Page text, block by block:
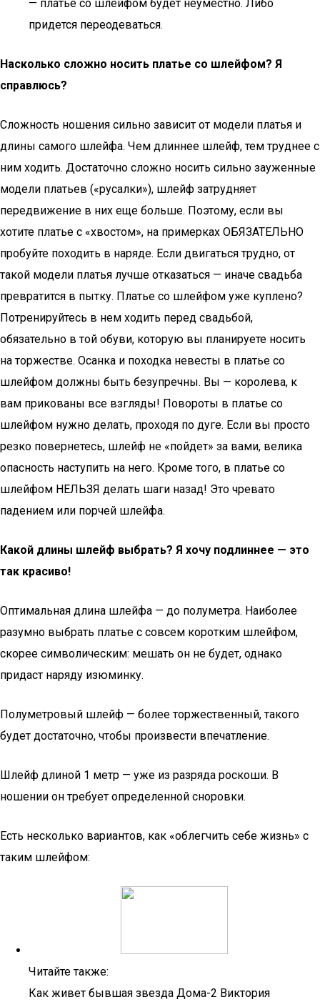
— платье со шлейфом будет неуместно. Либо
придется переодеваться.
Насколько сложно носить платье со шлейфом? Я
справлюсь?
Сложность ношения сильно зависит от модели платья и
длины самого шлейфа. Чем длиннее шлейф, тем труднее с
ним ходить. Достаточно сложно носить сильно зауженные
модели платьев («русалки»), шлейф затрудняет
передвижение в них еще больше. Поэтому, если вы
хотите платье с «хвостом», на примерках ОБЯЗАТЕЛЬНО
пробуйте походить в наряде. Если двигаться трудно, от
такой модели платья лучше отказаться — иначе свадьба
превратится в пытку. Платье со шлейфом уже куплено?
Потренируйтесь в нем ходить перед свадьбой,
обязательно в той обуви, которую вы планируете носить
на торжестве. Осанка и походка невесты в платье со
шлейфом должны быть безупречны. Вы — королева, к
вам прикованы все взгляды! Повороты в платье со
шлейфом нужно делать, проходя по дуге. Если вы просто
резко повернетесь, шлейф не «пойдет» за вами, велика
опасность наступить на него. Кроме того, в платье со
шлейфом НЕЛЬЗЯ делать шаги назад! Это чревато
падением или порчей шлейфа.
Какой длины шлейф выбрать? Я хочу подлиннее — это
так красиво!
Оптимальная длина шлейфа — до полуметра. Наиболее
разумно выбрать платье с совсем коротким шлейфом,
скорее символическим: мешать он не будет, однако
придаст наряду изюминку.
Полуметровый шлейф — более торжественный, такого
будет достаточно, чтобы произвести впечатление.
Шлейф длиной 1 метр — уже из разряда роскоши. В
ношении он требует определенной сноровки.
Есть несколько вариантов, как «облегчить себе жизнь» с
таким шлейфом:
Читайте также:
Как живет бывшая звезда Дома-2 Виктория